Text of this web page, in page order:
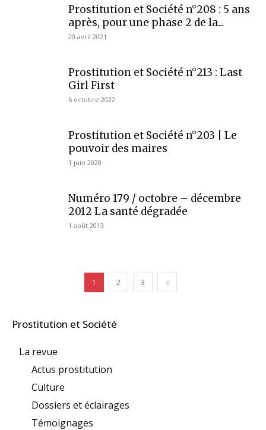
Prostitution et Société n°208 : 5 ans
après, pour une phase 2 de la...
20 avril 2021
Prostitution et Société n°213 : Last
Girl First
6 octobre 2022
Prostitution et Société n°203 | Le
pouvoir des maires
1 juin 2020
Numéro 179 / octobre – décembre
2012 La santé dégradée
1 août 2013
1 2 3
Prostitution et Société
La revue
Actus prostitution
Culture
Dossiers et éclairages
Témoignages